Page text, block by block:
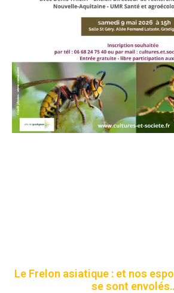
Le Frelon asiatique : et nos
se sont